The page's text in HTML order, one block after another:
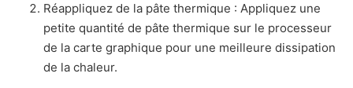
Réappliquez de la pâte thermique : Appliquez une
petite quantité de pâte thermique sur le processeur
de la carte graphique pour une meilleure dissipation
de la chaleur.